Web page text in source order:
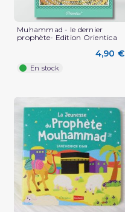
(1 avis)
Muhammad - le dernier
prophète- Edition Orientica
4,90 €
En stock